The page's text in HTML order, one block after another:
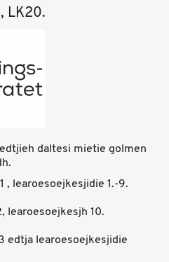
LK20.
daltesi mietie golmen
, learoesoejkesjidie 1.-9.
learoesoejkesjh 10.
edtja learoesoejkesjidie